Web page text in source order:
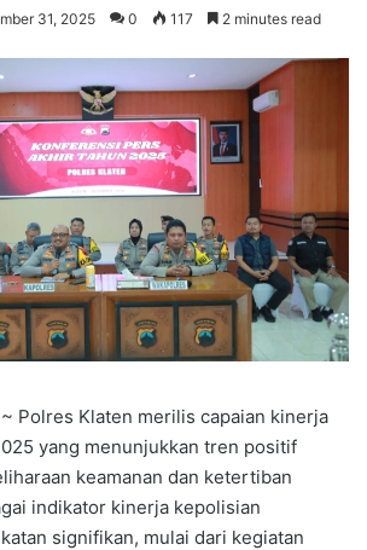
31, 2025 0 117 2 minutes read
Polres Klaten merilis capaian kinerja
yang menunjukkan tren positif
keamanan dan ketertiban
indikator kinerja kepolisian
signifikan, mulai dari kegiatan